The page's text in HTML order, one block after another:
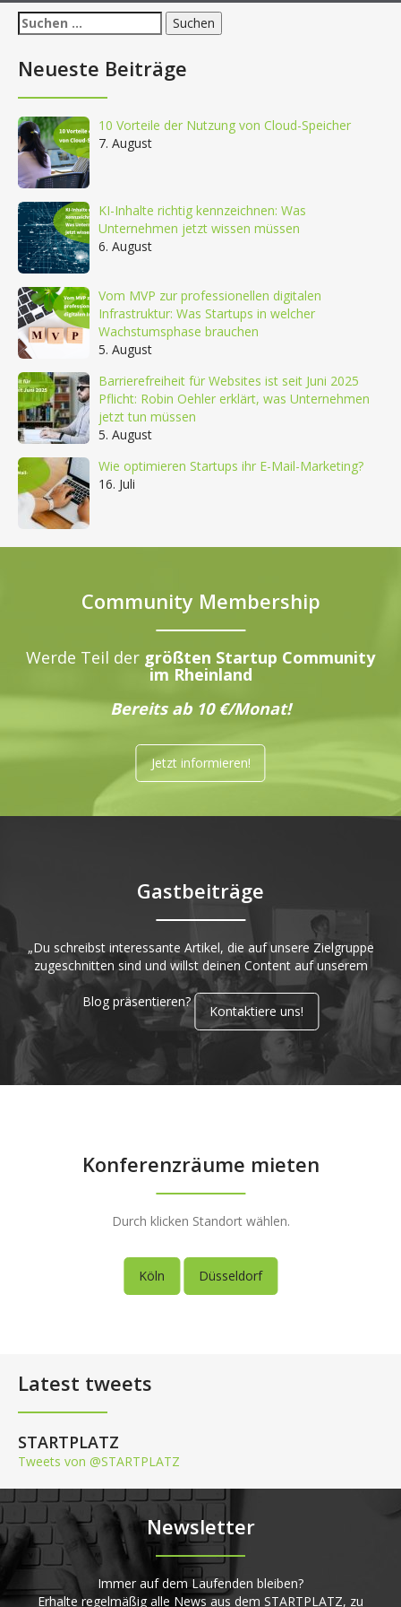
Suchen
nach:
Neueste Beiträge
10 Vorteile der Nutzung von Cloud-Speicher
7. August
KI-Inhalte richtig kennzeichnen: Was
Unternehmen jetzt wissen müssen
6. August
Vom MVP zur professionellen digitalen
Infrastruktur: Was Startups in welcher
Wachstumsphase brauchen
5. August
Barrierefreiheit für Websites ist seit Juni 2025
Pflicht: Robin Oehler erklärt, was Unternehmen
jetzt tun müssen
5. August
Wie optimieren Startups ihr E-Mail-Marketing?
16. Juli
Community Membership
Werde Teil der größten Startup Community
im Rheinland
Bereits ab 10 €/Monat!
Jetzt informieren!
Gastbeiträge
„Du schreibst interessante Artikel, die auf unsere Zielgruppe
zugeschnitten sind und willst deinen Content auf unserem
Blog präsentieren?
Kontaktiere uns!
Konferenzräume mieten
Durch klicken Standort wählen.
Köln Düsseldorf
Latest tweets
STARTPLATZ
Tweets von @STARTPLATZ
Newsletter
Immer auf dem Laufenden bleiben?
Erhalte regelmäßig alle News aus dem STARTPLATZ, zu